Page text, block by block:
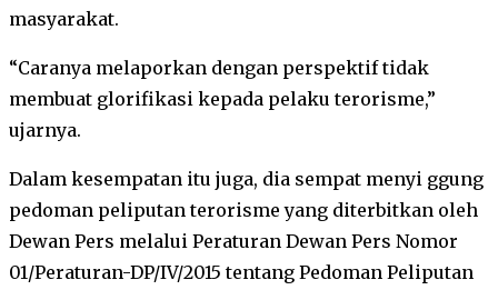
masyarakat.
“Caranya melaporkan dengan perspektif tidak
membuat glorifikasi kepada pelaku terorisme,”
ujarnya.
Dalam kesempatan itu juga, dia sempat menyi ggung
pedoman peliputan terorisme yang diterbitkan oleh
Dewan Pers melalui Peraturan Dewan Pers Nomor
01/Peraturan-DP/IV/2015 tentang Pedoman Peliputan